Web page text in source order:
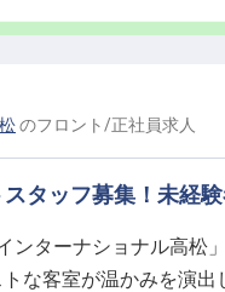
のフロント /正社員求人
タッフ募集！未経
ンターナショナル高松
な客室が温かみを演出